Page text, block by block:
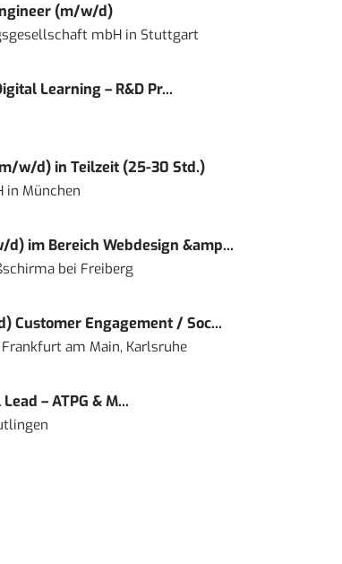
(m/w/d)
mbHin Stuttgart
Learning – R&D Pr...
w/d) in Teilzeit (25-30 Std.)
in München
im Bereich Webdesign &amp...
bei Freiberg
Customer Engagement / Soc...
am Main, Karlsruhe
– ATPG & M...